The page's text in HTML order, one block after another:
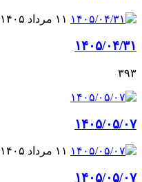
۱۱ مرداد ۱۴۰۵
۱۴۰۵/۰۴/۳۱
۳۹۳
۱۴۰۵/۰۵/۰۷
۱۱ مرداد ۱۴۰۵
۱۴۰۵/۰۵/۰۷